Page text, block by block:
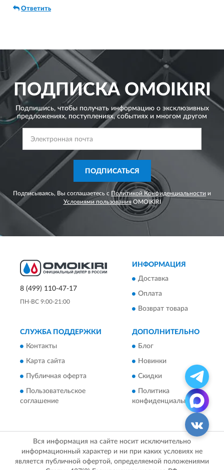
Ответить
ПОДПИСКАOMOIKIRI
Подпишись, чтобы получать информацию о эксклюзивных
предложениях, поступлениях, событиях и многом другом
ПОДПИСАТЬСЯ
Подписываясь, Вы соглашаетесь с Политикой Конфиденциальности и
Условиями пользованияOMOIKIRI
8 (499) 110-47-17
ПН-ВС 9:00-21:00
ИНФОРМАЦИЯ
Доставка
Оплата
Возврат товара
СЛУЖБА ПОДДЕРЖКИ
Контакты
Карта сайта
Публичная оферта
Пользовательское
соглашение
ДОПОЛНИТЕЛЬНО
Блог
Новинки
Скидки
Политика
конфиденциальности
Вся информация на сайте носит исключительно
информационный характер и ни при каких условиях не
является публичной офертой, определяемой положениями